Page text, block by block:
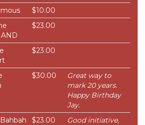
$10.00
$23.00
$23.00
$30.00
Great way to
mark 20 years.
Happy Birthday
Jay.
$23.00
Good initiative,